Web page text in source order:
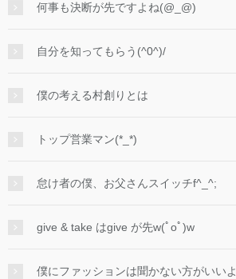
何事も決断が先ですよね(@_@)
自分を知ってもらう(^0^)/
僕の考える村創りとは
トップ営業マン(*_*)
怠け者の僕、お父さんスイッチf^_^;
give & take はgive が先w(ﾟoﾟ)w
僕にファッションは聞かない方がいいよ